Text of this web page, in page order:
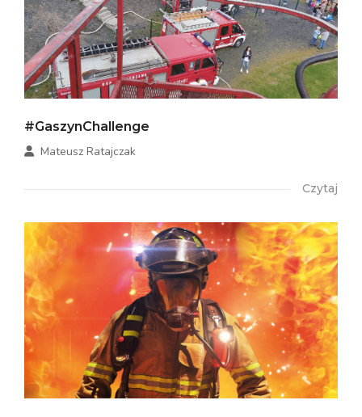
#GaszynChallenge
Mateusz Ratajczak
Czytaj